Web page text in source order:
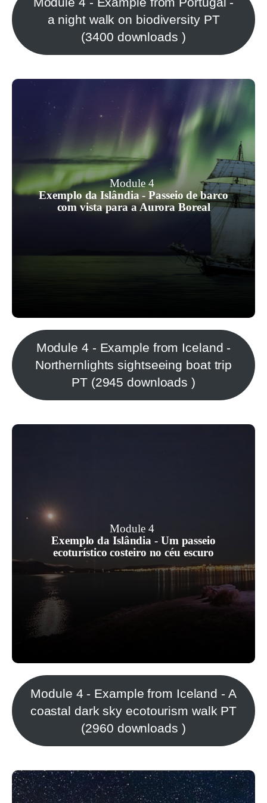
a night walk on biodiversity PT
(3400 downloads )
Module 4
Exemplo da Islândia - Passeio de barco
com vista para a Aurora Boreal
Este módulo foi inspirado na empresa
islandesa de observação de baleias,
North Sailing, que utilizou os recursos
de que já dispunha, por exemplo, um
veleiro elétrico e pessoal altamente
qualificado, para criar uma experiência
de ecoturismo no céu escuro bem
Module 4 - Example from Iceland -
Northernlights sightseeing boat trip
PT (2945 downloads )
Module 4
Exemplo da Islândia - Um passeio
ecoturístico costeiro no céu escuro
Este módulo descreve um passeio
ecoturístico costeiro de céu escuro junto
ao Museu de História Natural da
Islândia, que se situa perto da costa e
de uma zona urbana.
Module 4 - Example from Iceland - A
coastal dark sky ecotourism walk PT
(2960 downloads )